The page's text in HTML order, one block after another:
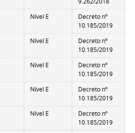
Nível E
Decreto nº
10.185/2019
Nível E
Decreto nº
10.185/2019
Nível E
Decreto nº
10.185/2019
Nível E
Decreto nº
10.185/2019
Nível E
Decreto nº
10.185/2019